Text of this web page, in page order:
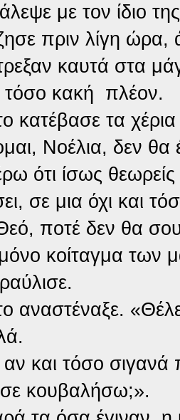
με τον ίδιο
πριν λίγη ώρα,
καυτά στα
τόσο κακή πλέον.
κατέβασε τα
Νοέλια, δεν
ότι ίσως
σε μια όχι και
ποτέ δεν θα
κοίταγμα των
αναστέναξε.
και τόσο σιγανά
κουβαλήσω;».